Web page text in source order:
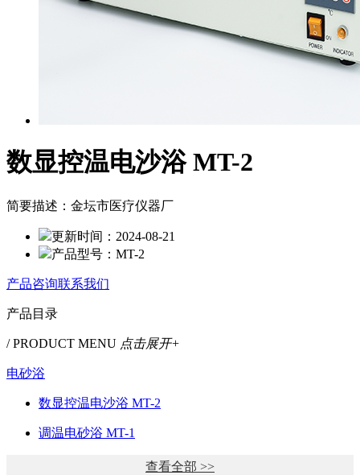
数显控温电沙浴 MT-2
简要描述： 金坛市医疗仪器厂
更新时间： 2024-08-21
产品型号： MT-2
产品咨询联系我们
产品目录
/ PRODUCT MENU 点击展开+
电砂浴
数显控温电沙浴 MT-2
调温电砂浴 MT-1
查看全部 >>